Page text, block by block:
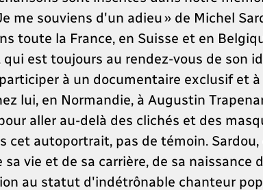
me souviens d'un adieu » de Michel
toute la France, en Suisse et en
est toujours au rendez-vous de son
à un documentaire exclusif et
lui, en Normandie, à Augustin
aller au-delà des clichés et des
cet autoportrait, pas de témoin.
vie et de sa carrière, de sa naissance
au statut d'indétrônable chanteur